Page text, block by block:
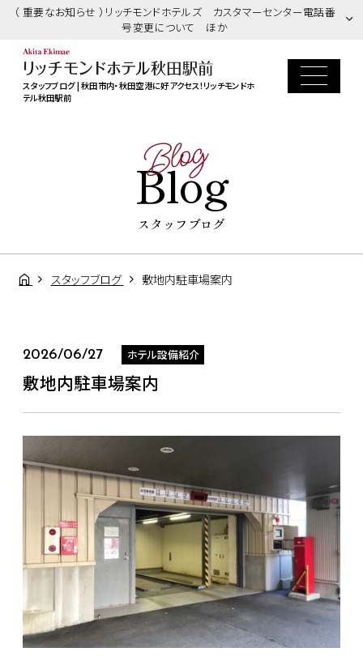
（ 重要なお知らせ ）リッチモンドホテルズ カスタマーセンター電話番
号変更について ほか
スタッフブログ | 秋田市内・秋田空港に好アクセス！リッチモンドホ
テル秋田駅前
Blog
Blog
スタッフブログ
スタッフブログ 敷地内駐車場案内
2026/06/27 ホテル設備紹介
敷地内駐車場案内